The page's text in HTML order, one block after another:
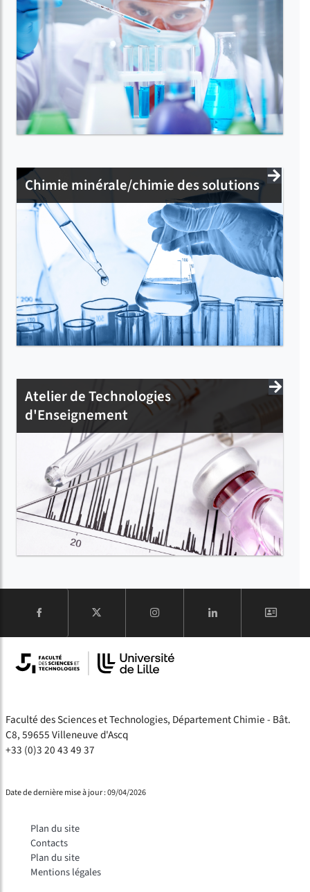
Chimie minérale/chimie des solutions
Atelier de Technologies
d'Enseignement
COMPTE
Faculté des Sciences et Technologies, Département Chimie - Bât.
C8, 59655 Villeneuve d'Ascq
+33 (0)3 20 43 49 37
Date de dernière mise à jour : 09/04/2026
Plan du site
Contacts
Plan du site
Mentions légales